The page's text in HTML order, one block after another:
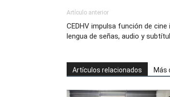
Artículo anterior
CEDHV impulsa función de cine
lengua de señas, audio y
Artículos relacionados Más